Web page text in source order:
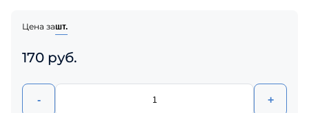
Цена зашт.
170 руб.
- +